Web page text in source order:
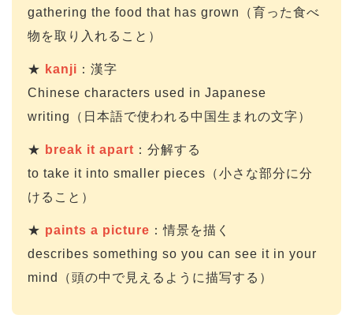
gathering the food that has grown（育った食べ
物を取り入れること）
★ kanji ：漢字
Chinese characters used in Japanese
writing（日本語で使われる中国生まれの文字）
★ break it apart ：分解する
to take it into smaller pieces（小さな部分に分
けること）
★ paints a picture ：情景を描く
describes something so you can see it in your
mind（頭の中で見えるように描写する）